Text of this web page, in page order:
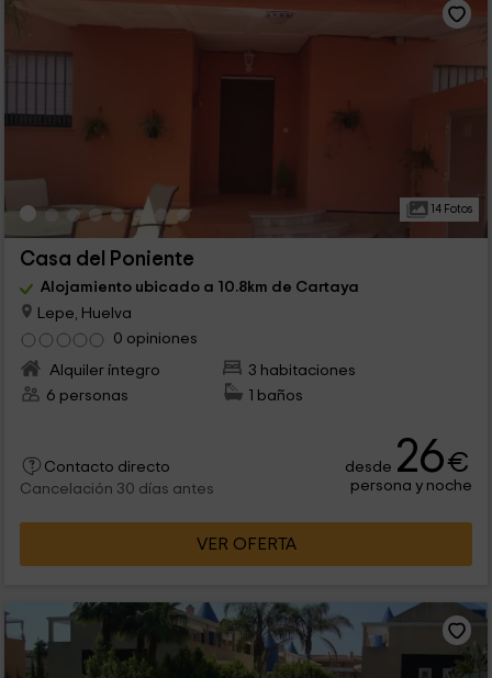
14 Fotos
Casa del Poniente
Alojamiento ubicado a 10.8km de Cartaya
Lepe, Huelva
0 opiniones
Alquiler íntegro
3 habitaciones
6 personas
1 baños
Contacto directo
Cancelación 30 días antes
desde 26€
persona y noche
VER OFERTA